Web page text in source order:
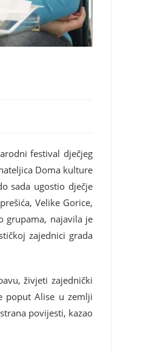
festival dječjeg
Doma kulture
sada ugostio dječje
Velike Gorice,
grupama, najavila je
zajednici grada
živjeti zajednički
poput Alise u zemlji
povijesti, kazao